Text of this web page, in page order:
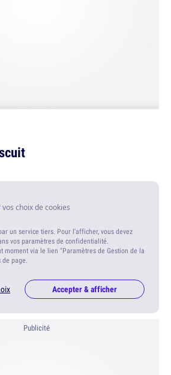
choix de cookies
un service tiers. Pour l'afficher, vous devez
vos paramètres de confidentialité.
moment via le lien "Paramètres de Gestion de la
page.
Accepter & afficher
Publicité